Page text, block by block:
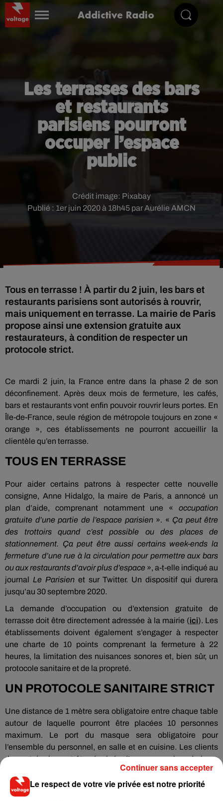
Addictive Radio
Les terrasses des bars
et restaurants
parisiens pourront
occuper l’espace
public
Publié : 1er juin 2020 à 18h45 par Aurélie AMCN
Crédit image: Pixabay
Tous en terrasse ! À partir du 2 juin, les bars et
restaurants parisiens sont autorisés à rouvrir,
mais uniquement en terrasse. La mairie de Paris
propose ainsi une extension gratuite aux
restaurateurs, à condition de respecter un
protocole strict.
Ce mardi 2 juin, la France entre dans la phase 2 de son
déconfinement. Après deux mois de fermeture, les cafés,
bars et restaurants vont enfin pouvoir rouvrir leurs portes. En
Île-de-France, seule région de métropole toujours en zone «
orange », ces établissements ne pourront accueillir la
clientèle qu’en terrasse.
TOUS EN TERRASSE
Pour aider certains patrons à respecter cette nouvelle
consigne, Anne Hidalgo, la maire de Paris, a annoncé un
plan d’aide, comprenant notamment une « occupation
gratuite d’une partie de l’espace parisien». « Ça peut être
des trottoirs quand c’est possible ou des places de
stationnement. Ça peut être aussi certains week-ends la
fermeture d’une rue à la circulation pour permettre aux bars
ou aux restaurants d’avoir plus d’espace », a-t-elle indiqué au
journal Le Parisien et sur Twitter. Un dispositif qui durera
jusqu’au 30 septembre 2020.
La demande d’occupation ou d’extension gratuite de
terrasse doit être directement adressée à la mairie (ici). Les
établissements doivent également s’engager à respecter
une charte de 10 points comprenant la fermeture à 22
heures, la limitation des nuisances sonores et, bien sûr, un
protocole sanitaire et de la propreté.
UN PROTOCOLE SANITAIRE STRICT
Une distance de 1 mètre sera obligatoire entre chaque table
autour de laquelle pourront être placées 10 personnes
maximum. Le port du masque sera obligatoire pour
l’ensemble du personnel, en salle et en cuisine. Les clients
devront également être équipés d’un masque lors de leurs
déplacements dans l’établissement, comme pour se rendre
aux toilettes où là encore la distanciation sociale devra être
respectée.
Le respect de votre vie privée est notre priorité
Continuer sans accepter